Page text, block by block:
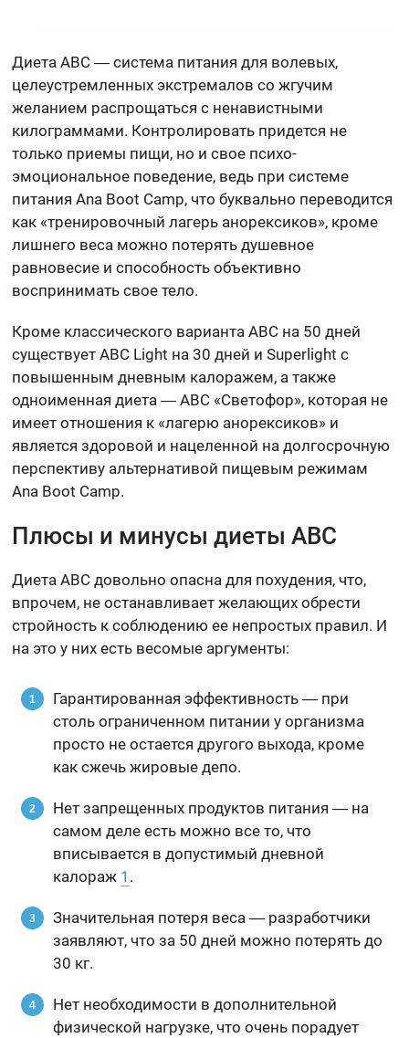
Диета ABC ― система питания для волевых,
целеустремленных экстремалов со жгучим
желанием распрощаться с ненавистными
килограммами. Контролировать придется не
только приемы пищи, но и свое психо-
эмоциональное поведение, ведь при системе
питания Ana Boot Camp, что буквально переводится
как «тренировочный лагерь анорексиков», кроме
лишнего веса можно потерять душевное
равновесие и способность объективно
воспринимать свое тело.
Кроме классического варианта ABC на 50 дней
существует ABC Light на 30 дней и Superlight с
повышенным дневным калоражем, а также
одноименная диета ― ABC «Светофор», которая не
имеет отношения к «лагерю анорексиков» и
является здоровой и нацеленной на долгосрочную
перспективу альтернативой пищевым режимам
Ana Boot Camp.
Плюсы и минусы диеты ABC
Диета ABC довольно опасна для похудения, что,
впрочем, не останавливает желающих обрести
стройность к соблюдению ее непростых правил. И
на это у них есть весомые аргументы:
Гарантированная эффективность ― при
столь ограниченном питании у организма
просто не остается другого выхода, кроме
как сжечь жировые депо.
Нет запрещенных продуктов питания ― на
самом деле есть можно все то, что
вписывается в допустимый дневной
калораж 1 .
Значительная потеря веса ― разработчики
заявляют, что за 50 дней можно потерять до
30 кг.
Нет необходимости в дополнительной
физической нагрузке, что очень порадует